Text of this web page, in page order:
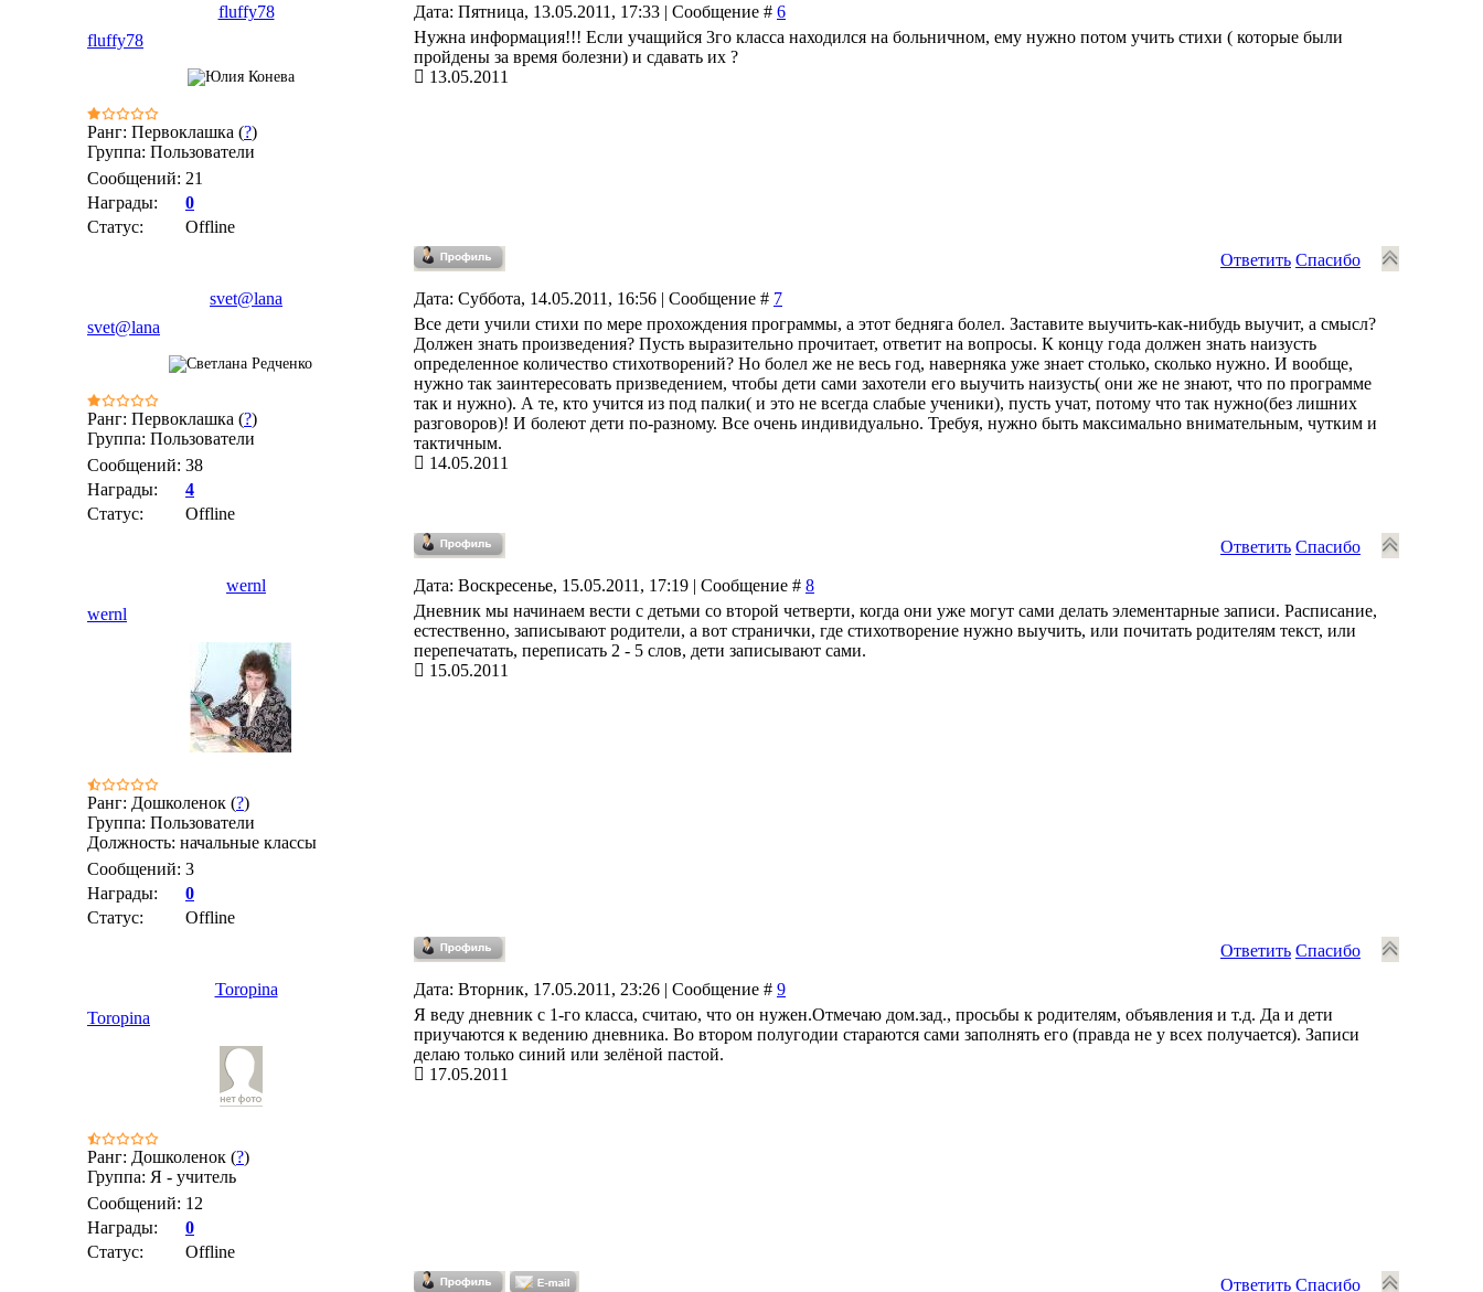
fluffy78 Дата: Пятница, 13.05.2011, 17:33 | Сообщение # 6
fluffy78
Ранг: Первоклашка (?)
Группа: Пользователи
Сообщений: 21
Награды:
0
Статус:
Offline
Нужна информация!!! Если учащийся 3го класса находился на больничном, ему нужно потом учить стихи ( которые были
пройдены за время болезни) и сдавать их ?
13.05.2011
Ответить Спасибо
svet@lana Дата: Суббота, 14.05.2011, 16:56 | Сообщение # 7
svet@lana
Ранг: Первоклашка (?)
Группа: Пользователи
Сообщений: 38
Награды:
4
Статус:
Offline
Все дети учили стихи по мере прохождения программы, а этот бедняга болел. Заставите выучить-как-нибудь выучит, а смысл?
Должен знать произведения? Пусть выразительно прочитает, ответит на вопросы. К концу года должен знать наизусть
определенное количество стихотворений? Но болел же не весь год, наверняка уже знает столько, сколько нужно. И вообще,
нужно так заинтересовать призведением, чтобы дети сами захотели его выучить наизусть( они же не знают, что по программе
так и нужно). А те, кто учится из под палки( и это не всегда слабые ученики), пусть учат, потому что так нужно(без лишних
разговоров)! И болеют дети по-разному. Все очень индивидуально. Требуя, нужно быть максимально внимательным, чутким и
тактичным.
14.05.2011
Ответить Спасибо
wernl Дата: Воскресенье, 15.05.2011, 17:19 | Сообщение # 8
wernl
Ранг: Дошколенок (?)
Группа: Пользователи
Должность: начальные классы
Сообщений: 3
Награды:
0
Статус:
Offline
Дневник мы начинаем вести с детьми со второй четверти, когда они уже могут сами делать элементарные записи. Расписание,
естественно, записывают родители, а вот странички, где стихотворение нужно выучить, или почитать родителям текст, или
перепечатать, переписать 2 - 5 слов, дети записывают сами.
15.05.2011
Ответить Спасибо
Toropina Дата: Вторник, 17.05.2011, 23:26 | Сообщение # 9
Toropina
Ранг: Дошколенок (?)
Группа: Я - учитель
Сообщений: 12
Награды:
0
Статус:
Offline
Я веду дневник с 1-го класса, считаю, что он нужен.Отмечаю дом.зад., просьбы к родителям, объявления и т.д. Да и дети
приучаются к ведению дневника. Во втором полугодии стараются сами заполнять его (правда не у всех получается). Записи
делаю только синий или зелёной пастой.
17.05.2011
Ответить Спасибо